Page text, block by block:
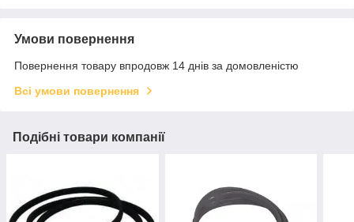
Умови повернення
Повернення товару впродовж 14 днів за домовленістю
Всі умови повернення
Подібні товари компанії